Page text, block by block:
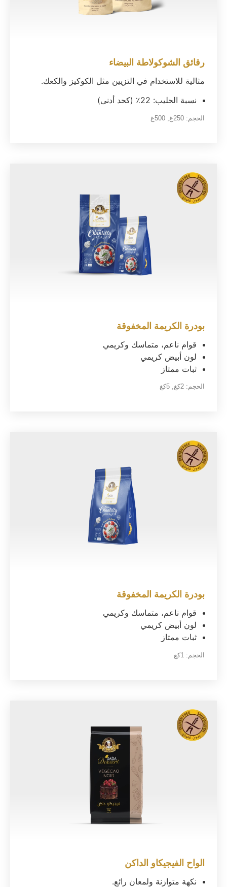
رقائق الشوكولاطة البيضاء
مثالية للاستخدام في التزيين مثل الكوكيز والكعك.
نسبة الحليب: 22٪ (كحد أدنى)
الحجم: 250غ 500غ
بودرة الكريمة المخفوقة
قوام ناعم، متماسك وكريمي
لون أبيض كريمي
ثبات ممتاز
الحجم: 2كغ , 5كغ
بودرة الكريمة المخفوقة
قوام ناعم، متماسك وكريمي
لون أبيض كريمي
ثبات ممتاز
الحجم: 1كغ
الواح الفيجيكاو الداكن
نكهة متوازنة ولمعان رائع.